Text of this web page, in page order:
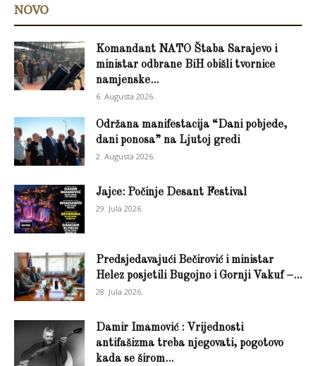
NOVO
Komandant NATO Štaba Sarajevo i
ministar odbrane BiH obišli tvornice
namjenske...
6. Augusta 2026.
Održana manifestacija “Dani pobjede,
dani ponosa” na Ljutoj gredi
2. Augusta 2026.
Jajce: Počinje Desant Festival
29. Jula 2026.
Predsjedavajući Bečirović i ministar
Helez posjetili Bugojno i Gornji Vakuf –...
28. Jula 2026.
Damir Imamović : Vrijednosti
antifašizma treba njegovati, pogotovo
kada se širom...